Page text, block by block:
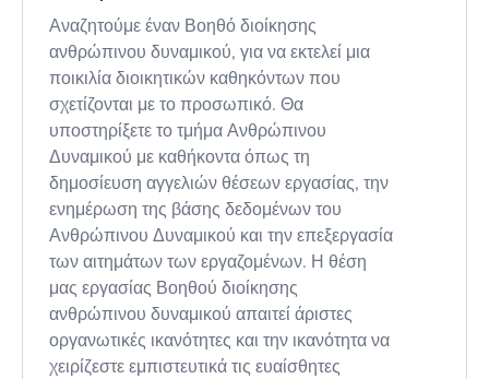
Αναζητούμε έναν Βοηθό διοίκησης
ανθρώπινου δυναμικού, για να εκτελεί μια
ποικιλία διοικητικών καθηκόντων που
σχετίζονται με το προσωπικό. Θα
υποστηρίξετε το τμήμα Ανθρώπινου
Δυναμικού με καθήκοντα όπως τη
δημοσίευση αγγελιών θέσεων εργασίας, την
ενημέρωση της βάσης δεδομένων του
Ανθρώπινου Δυναμικού και την επεξεργασία
των αιτημάτων των εργαζομένων. Η θέση
μας εργασίας Βοηθού διοίκησης
ανθρώπινου δυναμικού απαιτεί άριστες
οργανωτικές ικανότητες και την ικανότητα να
χειρίζεστε εμπιστευτικά τις ευαίσθητες